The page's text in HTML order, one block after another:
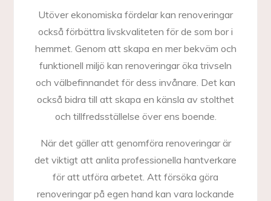
Utöver ekonomiska fördelar kan renoveringar
också förbättra livskvaliteten för de som bor i
hemmet. Genom att skapa en mer bekväm och
funktionell miljö kan renoveringar öka trivseln
och välbefinnandet för dess invånare. Det kan
också bidra till att skapa en känsla av stolthet
och tillfredsställelse över ens boende.
När det gäller att genomföra renoveringar är
det viktigt att anlita professionella hantverkare
för att utföra arbetet. Att försöka göra
renoveringar på egen hand kan vara lockande